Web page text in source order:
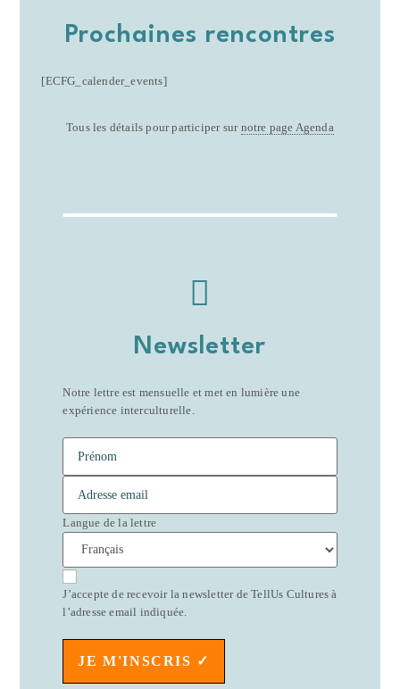
Prochaines rencontres
[ECFG_calender_events]
Tous les détails pour participer sur notre page Agenda
Newsletter
Notre lettre est mensuelle et met en lumière une
expérience interculturelle.
Langue de la lettre
J’accepte de recevoir la newsletter de TellUs Cultures à
l’adresse email indiquée.
JE M'INSCRIS ✓